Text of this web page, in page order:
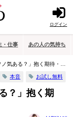
ログイン
・仕事 あの人の気持ち
気ある？」抱く期待・願
本音 お試し無料
？」抱く期